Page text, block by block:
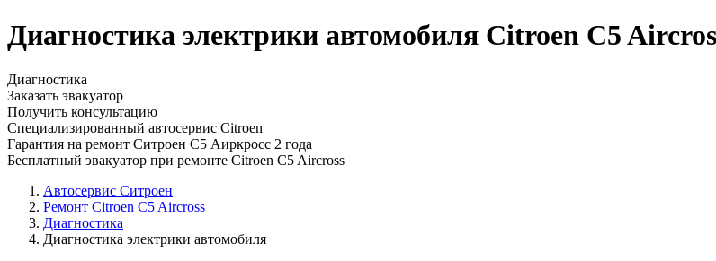
Диагностика электрики автомобиля Citroen C5
Диагностика
Заказать эвакуатор
Получить консультацию
Специализированный автосервис Citroen
Гарантия на ремонт Ситроен С5 Аиркросс 2 года
Бесплатный эвакуатор при ремонте Citroen C5 Aircross
Автосервис Ситроен
Ремонт Citroen C5 Aircross
Диагностика
Диагностика электрики автомобиля